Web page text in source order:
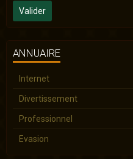
Valider
ANNUAIRE
Internet
Divertissement
Professionnel
Evasion